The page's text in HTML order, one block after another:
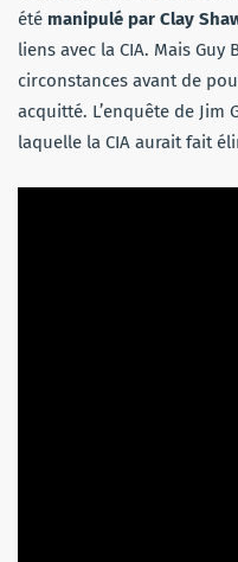
été manipulé par Clay
liens avec la CIA. Mais
circonstances avant de
acquitté. L’enquête de
laquelle la CIA aurait fait